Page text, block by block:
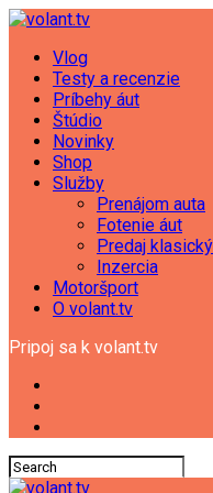
Vlog
Testy a recenzie
Príbehy áut
Štúdio
Novinky
Shop
Služby
Prenájom auta
Fotenie áut
Predaj
Inzercia
Motoršport
O volant.tv
Pripoj sa k volant.tv